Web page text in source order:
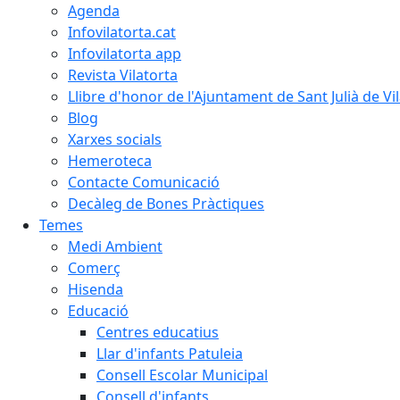
Agenda
Infovilatorta.cat
Infovilatorta app
Revista Vilatorta
Llibre d'honor de l'Ajuntament de Sant Julià de
Blog
Xarxes socials
Hemeroteca
Contacte Comunicació
Decàleg de Bones Pràctiques
Temes
Medi Ambient
Comerç
Hisenda
Educació
Centres educatius
Llar d'infants Patuleia
Consell Escolar Municipal